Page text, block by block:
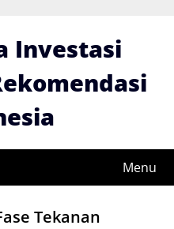
Investasi
Menu
Tekanan